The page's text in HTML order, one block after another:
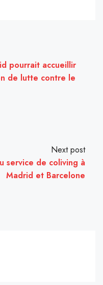
pourrait accueillir
de lutte contre le
Next post
service de coliving à
Madrid et Barcelone